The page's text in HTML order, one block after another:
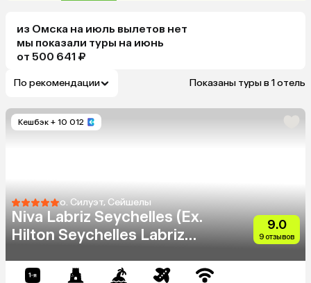
из Омска на июль вылетов нет
мы показали туры на июнь
от 500 641 ₽
По рекомендации Показаны туры в 1 отель
Кешбэк + 10 012
о. Силуэт, Сейшелы
Niva Labriz Seychelles (Ex.
Hilton Seychelles Labriz
9.0
9 отзывов